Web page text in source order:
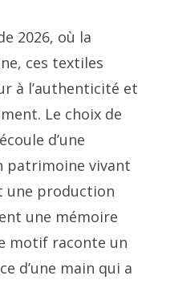
2026, où la
ces textiles
à l’authenticité et
Le choix de
d’une
patrimoine vivant
une production
une mémoire
motif raconte un
d’une main qui a